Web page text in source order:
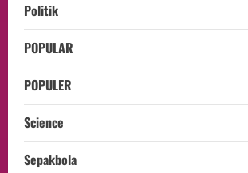
Politik
POPULAR
POPULER
Science
Sepakbola